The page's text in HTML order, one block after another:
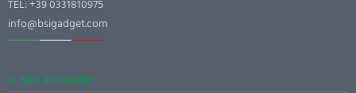
TEL:+39 0331810975
info@bsigadget.com
IL MIO ACCOUNT